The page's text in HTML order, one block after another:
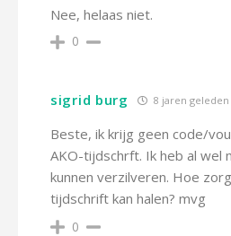
Nee, helaas niet.
0
sigrid burg 8 jaren geleden
Beste, ik krijg geen code/
AKO-tijdschrft. Ik heb al wel
kunnen verzilveren. Hoe
tijdschrift kan halen? mvg
0